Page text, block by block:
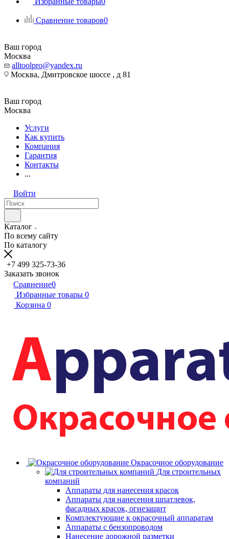
Сравнение товаров0
Ваш город
Москва
alltoolpro@yandex.ru
Москва, Дмитровское шоссе , д 81
Ваш город
Москва
Услуги
Как купить
Компания
Гарантия
Контакты
...
Войти
Каталог
По всему сайту
По каталогу
+7 499 325-73-36
Заказать звонок
Сравнение0
Избранные товары 0
Корзина 0
Окрасочное оборудование
Для строительных
компаний
Аппараты для нанесения красок
Аппараты для нанесения шпатлевок,
фасадных красок, огнезащит
Комплектующие к окрасочный аппаратам
Аппараты с бензопроводом
Нанесение дорожной разметки